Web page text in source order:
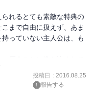
れるとても素敵な特典の
まで自由に扱えず、あま
っていない主人公は、も
投稿日 : 2016.08.25
報告する